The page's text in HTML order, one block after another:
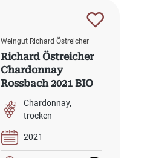
Weingut Richard Östreicher
Richard Östreicher
Chardonnay
Rossbach 2021 BIO
Chardonnay
trocken
2021